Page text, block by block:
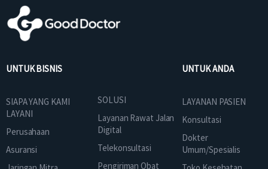
UNTUK BISNIS
SIAPA YANG KAMI
LAYANI
Perusahaan
Asuransi
SOLUSI
Layanan Rawat Jalan
Digital
Telekonsultasi
Pengiriman Obat
UNTUK ANDA
LAYANAN PASIEN
Konsultasi
Dokter
Umum/Spesialis